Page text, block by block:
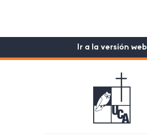
Ir a la versión web